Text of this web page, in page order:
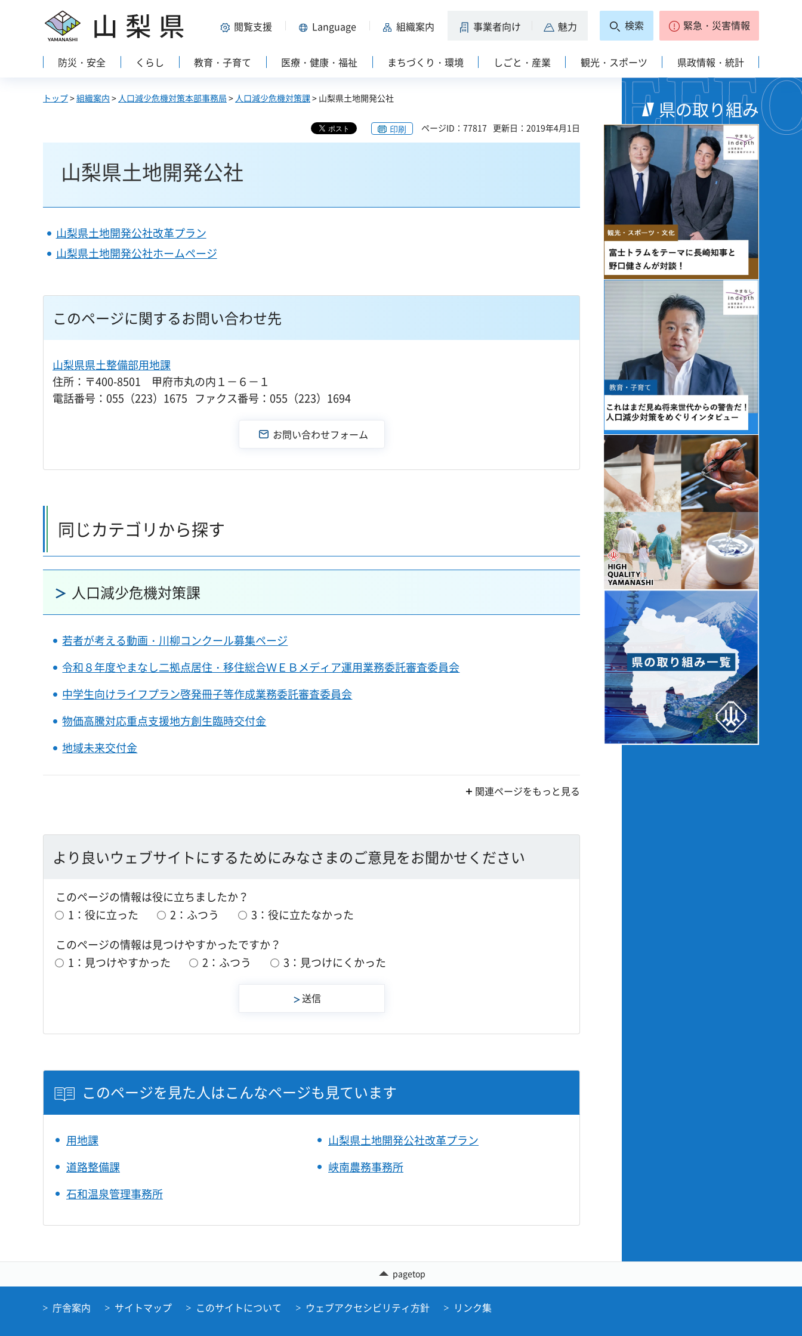
山梨県 閲覧支援 Language 組織案内 事業者向け 魅力 検索 緊急・災害情報
防災・安全 くらし 教育・子育て 医療・健康・福祉 まちづくり・環境 しごと・産業 観光・スポーツ 県政情報・統計
トップ>組織案内 > 人口減少危機対策本部事務局 > 人口減少危機対策課> 山梨県土地開発公社
印刷 ページID：77817 更新日：2019年4月1日
山梨県土地開発公社
山梨県土地開発公社改革プラン
山梨県土地開発公社ホームページ
このページに関するお問い合わせ先
山梨県県土整備部用地課
住所：〒400-8501 甲府市丸の内１－６－１
電話番号：055（223）1675 ファクス番号：055（223）1694
同じカテゴリから探す
人口減少危機対策課
若者が考える動画・川柳コンクール募集ページ
令和８年度やまなし二拠点居住・移住総合ＷＥＢメディア運用業務委託審査委員会
中学生向けライフプラン啓発冊子等作成業務委託審査委員会
物価高騰対応重点支援地方創生臨時交付金
地域未来交付金
関連ページをもっと見る
より良いウェブサイトにするためにみなさまのご意見をお聞かせください
このページの情報は役に立ちましたか？
1：役に立った
2：ふつう
3：役に立たなかった
このページの情報は見つけやすかったですか？
1：見つけやすかった
2：ふつう 3：見つけにくかった
このページを見た人はこんなページも見ています
用地課
山梨県土地開発公社改革プラン
道路整備課
峡南農務事務所
石和温泉管理事務所
県の取り組み
pagetop
庁舎案内 サイトマップ このサイトについて ウェブアクセシビリティ方針 リンク集